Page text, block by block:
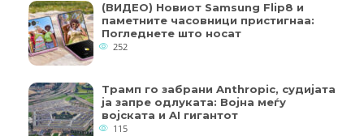
(ВИДЕО) Новиот Samsung Flip8 и
паметните часовници пристигнаа:
Погледнете што носат
252
Трамп го забрани Anthropic, судијата
ја запре одлуката: Војна меѓу
војската и AI гигантот
115